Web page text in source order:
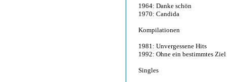
1964: Danke schön
1970: Candida
Kompilationen
1981: Unvergessene Hits
1992: Ohne ein bestimmtes Ziel
Singles